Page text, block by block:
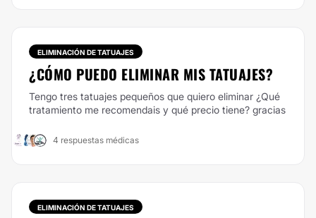
ELIMINACIÓN DE TATUAJES
¿CÓMO PUEDO ELIMINAR MIS TATUAJES?
Tengo tres tatuajes pequeños que quiero eliminar ¿Qué
tratamiento me recomendais y qué precio tiene? gracias
4 respuestas médicas
ELIMINACIÓN DE TATUAJES